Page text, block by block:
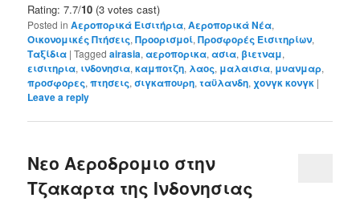
Rating: 7.7/10 (3 votes cast)
Posted in Αεροπορικά Εισιτήρια,Αεροπορικά Νέα,
Οικονομικές Πτήσεις,Προορισμοί,Προσφορές Εισιτηρίων,
Ταξίδια |Tagged airasia,αεροπορικα,ασια, βιετναμ,
εισιτηρια, ινδονησια,καμποτζη, λαος, μαλαισια, μυανμαρ,
προσφορες,πτησεις,σιγκαπουρη,ταϋλανδη, χονγκ κονγκ |
Leave a reply
Νεο Αεροδρομιο στην
Τζακαρτα της Ινδονησιας